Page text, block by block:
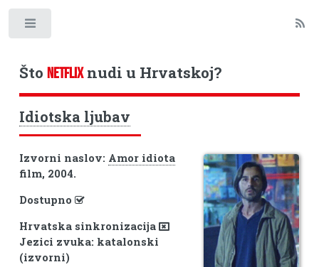
Što NETFLIXnudi u Hrvatskoj?
Idiotska ljubav
Izvorni naslov: Amor idiota
film, 2004.
Dostupno
Hrvatska sinkronizacija
Jezici zvuka: katalonski
(izvorni)